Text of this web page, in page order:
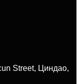
Street, Циндао,